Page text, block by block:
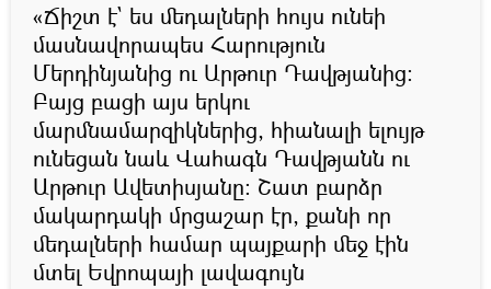
«Ճիշտ է` ես մեդալների հույս ունեի
մասնավորապես Հարություն
Մերդինյանից ու Արթուր Դավթյանից:
Բայց բացի այս երկու
մարմնամարզիկներից, հիանալի ելույթ
ունեցան նաև Վահագն Դավթյանն ու
Արթուր Ավետիսյանը: Շատ բարձր
մակարդակի մրցաշար էր, քանի որ
մեդալների համար պայքարի մեջ էին
մտել Եվրոպայի լավագույն